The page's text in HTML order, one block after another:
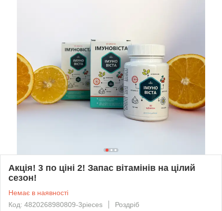
Акція! 3 по ціні 2! Запас вітамінів на цілий
сезон!
Немає в наявності
Код: 4820268980809-3pieces
Роздріб